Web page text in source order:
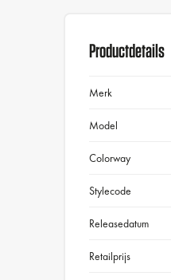
Productdetails
Merk
Model
Colorway
Stylecode
Releasedatum
Retailprijs